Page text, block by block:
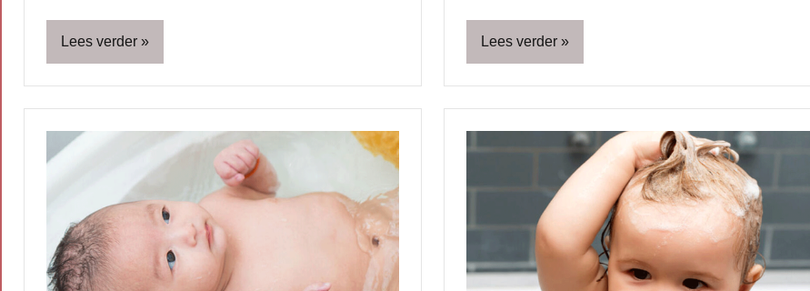
Lees verder
Gezin
Opvoeding
&
ouderschap
Lees verder